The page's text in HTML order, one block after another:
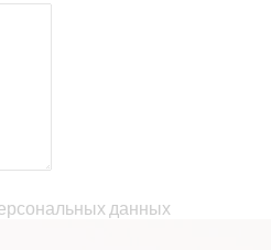
данных